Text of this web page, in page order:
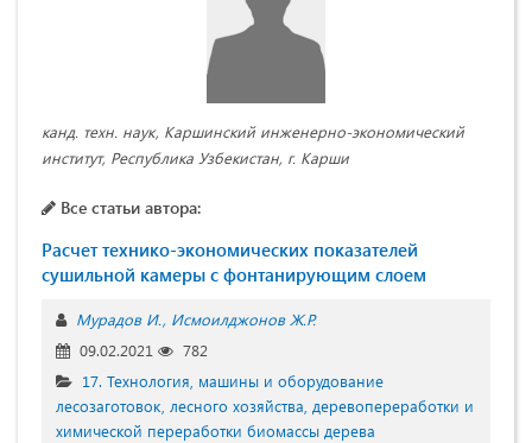
канд. техн. наук, Каршинский инженерно-экономический
институт, Республика Узбекистан, г. Карши
Все статьи автора:
Расчет технико-экономических показателей
сушильной камеры с фонтанирующим слоем
Мурадов И. Исмоилджонов Ж.Р.
09.02.2021
782
17. Технология, машины и оборудование
лесозаготовок, лесного хозяйства, деревопереработки и
химической переработки биомассы дерева